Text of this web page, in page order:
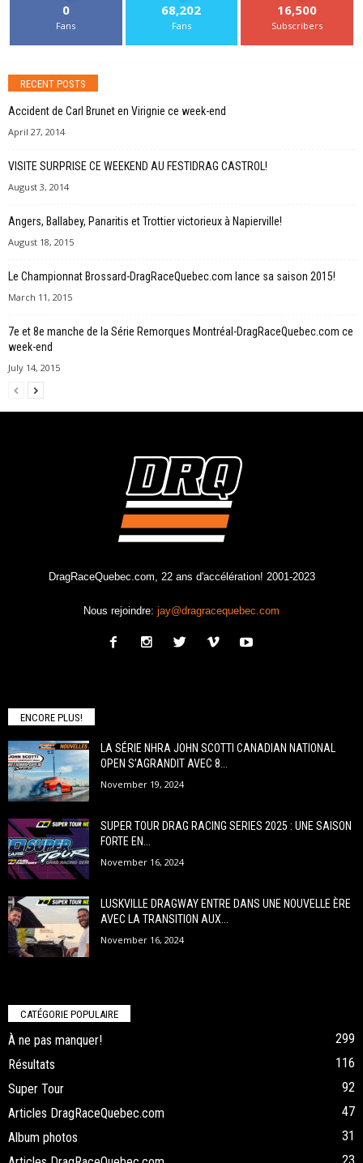
0
Fans
68,202
Fans
16,500
Subscribers
RECENT POSTS
Accident de Carl Brunet en Virignie ce week-end
April 27, 2014
VISITE SURPRISE CE WEEKEND AU FESTIDRAG CASTROL!
August 3, 2014
Angers, Ballabey, Panaritis et Trottier victorieux à Napierville!
August 18, 2015
Le Championnat Brossard-DragRaceQuebec.com lance sa saison 2015!
March 11, 2015
7e et 8e manche de la Série Remorques Montréal-DragRaceQuebec.com ce
week-end
July 14, 2015
DragRaceQuebec.com, 22 ans d'accélération! 2001-2023
Nous rejoindre: jay@dragracequebec.com
ENCORE PLUS!
LA SÉRIE NHRA JOHN SCOTTI CANADIAN NATIONAL
OPEN S’AGRANDIT AVEC 8...
November 19, 2024
SUPER TOUR DRAG RACING SERIES 2025 : UNE SAISON
FORTE EN...
November 16, 2024
LUSKVILLE DRAGWAY ENTRE DANS UNE NOUVELLE ÈRE
AVEC LA TRANSITION AUX...
November 16, 2024
CATÉGORIE POPULAIRE
À ne pas manquer!
299
Résultats
116
Super Tour
92
Articles DragRaceQuebec.com
47
Album photos
31
23